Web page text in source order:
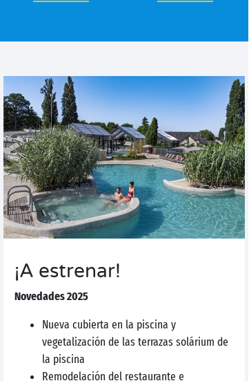
¡A estrenar!
Novedades 2025
Nueva cubierta en la piscina y
vegetalización de las terrazas solárium de
la piscina
Remodelación del restaurante e